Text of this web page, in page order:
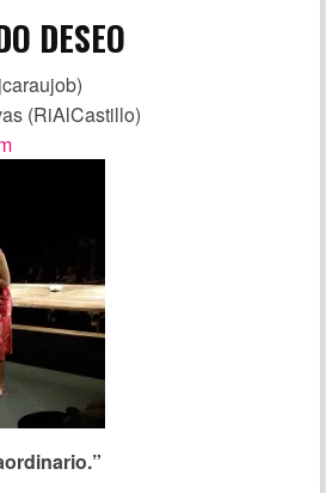
DESEO
(RiAlCastillo)